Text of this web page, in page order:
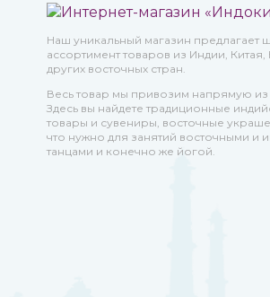
Наш уникальный магазин предлагает
ассортимент товаров из Индии, Китая,
других восточных стран.
Весь товар мы привозим напрямую из
Здесь вы найдете традиционные
товары и сувениры, восточные
что нужно для занятий восточными и
танцами и конечно же йогой.